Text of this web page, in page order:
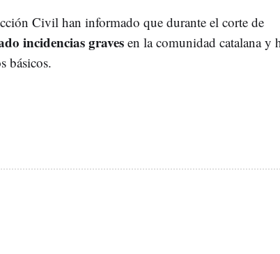
Civil han informado que durante el corte de
incidencias gravesen la comunidad catalana y
básicos.